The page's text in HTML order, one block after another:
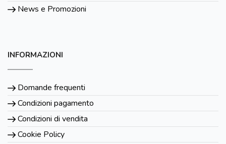
News e Promozioni
INFORMAZIONI
Domande frequenti
Condizioni pagamento
Condizioni di vendita
Cookie Policy